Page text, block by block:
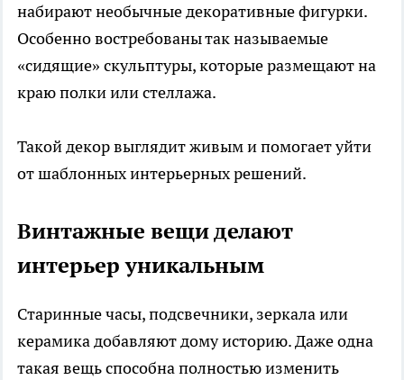
набирают необычные декоративные фигурки.
Особенно востребованы так называемые
«сидящие» скульптуры, которые размещают на
краю полки или стеллажа.
Такой декор выглядит живым и помогает уйти
от шаблонных интерьерных решений.
Винтажные вещи делают
интерьер уникальным
Старинные часы, подсвечники, зеркала или
керамика добавляют дому историю. Даже одна
такая вещь способна полностью изменить